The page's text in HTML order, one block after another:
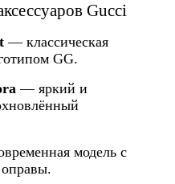
Gucci
— классическая
GG.
— яркий и
модель с